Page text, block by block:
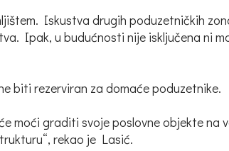
Iskustva drugih poduzetničkih
Ipak, u budućnosti nije isključena ni
biti rezerviran za domaće poduzetnike.
moći graditi svoje poslovne objekte
rekao je Lasić.